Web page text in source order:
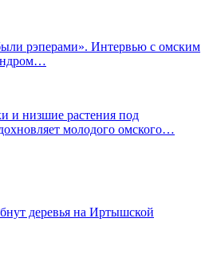
рэперами». Интервью с омским
и низшие растения под
молодого омского…
деревья на Иртышской